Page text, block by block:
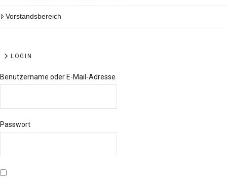
Vorstandsbereich
LOGIN
Benutzername oder E-Mail-Adresse
Passwort